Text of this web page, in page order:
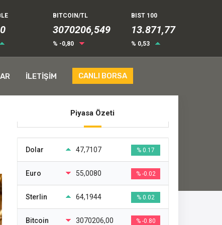
BITCOIN/TL
3070206,549
% -0,80
BIST 100
13.871,77
% 0,53
İLETİŞİM CANLI BORSA
Piyasa Özeti
Dolar 47,7107 % 0.17
Euro 55,0080 % -0.02
Sterlin 64,1944 % 0.02
Bitcoin 3070206,00 % -0.80